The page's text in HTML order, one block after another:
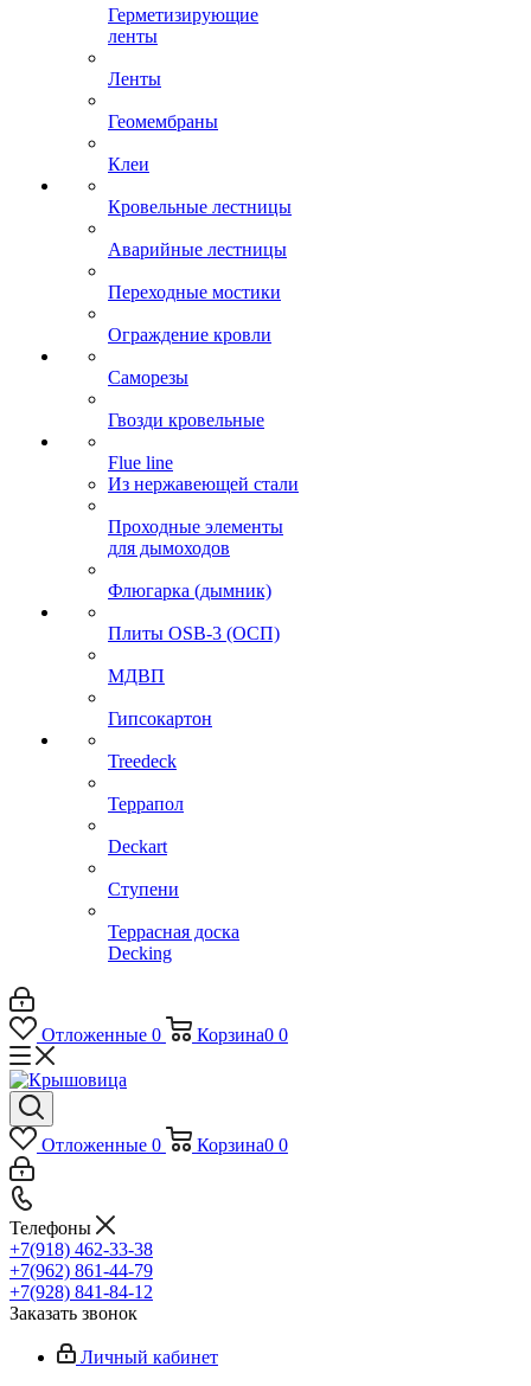
Герметизирующие
ленты
Ленты
Геомембраны
Клеи
Кровельные лестницы
Аварийные лестницы
Переходные мостики
Ограждение кровли
Саморезы
Гвозди кровельные
Flue line
Из нержавеющей стали
Проходные элементы
для дымоходов
Флюгарка (дымник)
Плиты OSB-3 (ОСП)
МДВП
Гипсокартон
Treedeck
Террапол
Deckart
Ступени
Террасная доска
Decking
Отложенные 0 Корзина0 0
Отложенные 0 Корзина0 0
Телефоны
+7(918) 462-33-38
+7(962) 861-44-79
+7(928) 841-84-12
Заказать звонок
Личный кабинет